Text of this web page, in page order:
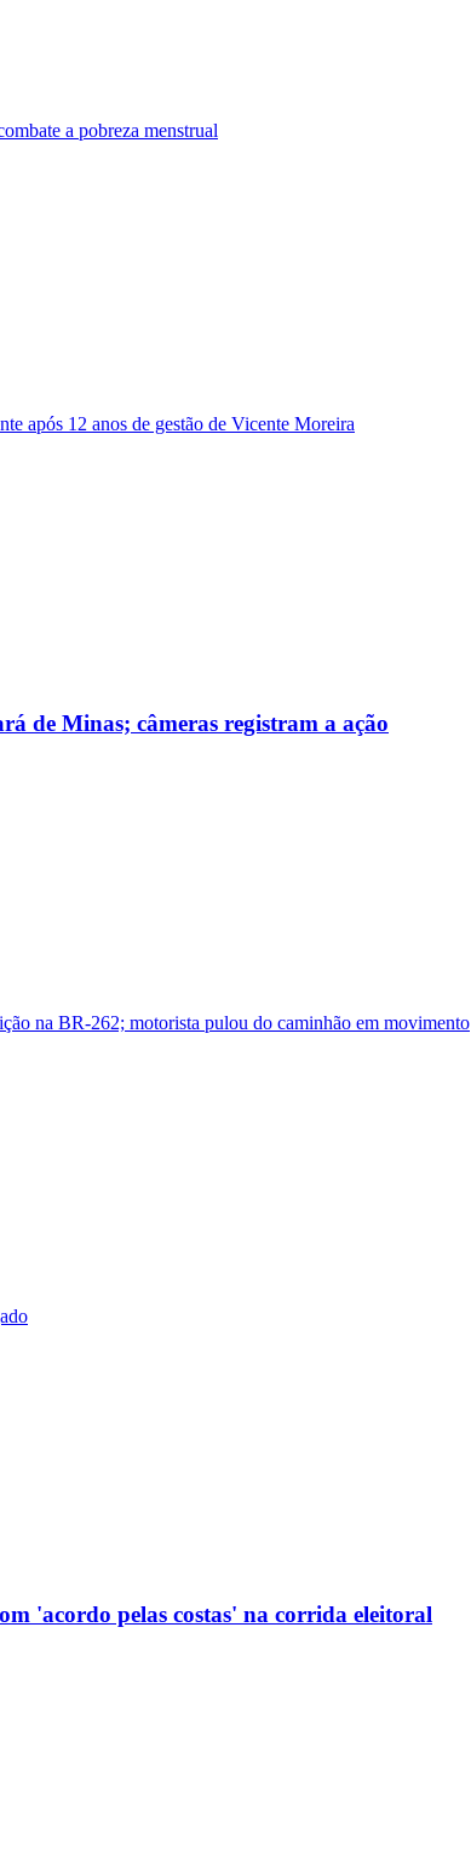
a pobreza menstrual
após 12 anos de gestão de Vicente Moreira
de Minas; câmeras registram a ação
na BR-262; motorista pulou do caminhão em movimento
'acordo pelas costas' na corrida eleitoral